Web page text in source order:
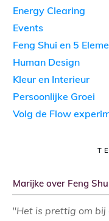
Energy Clearing
Events
Feng Shui en 5
Human Design
Kleur en Interieur
Persoonlijke Groei
Volg de Flow
Marijke over Feng
"Het is prettig om